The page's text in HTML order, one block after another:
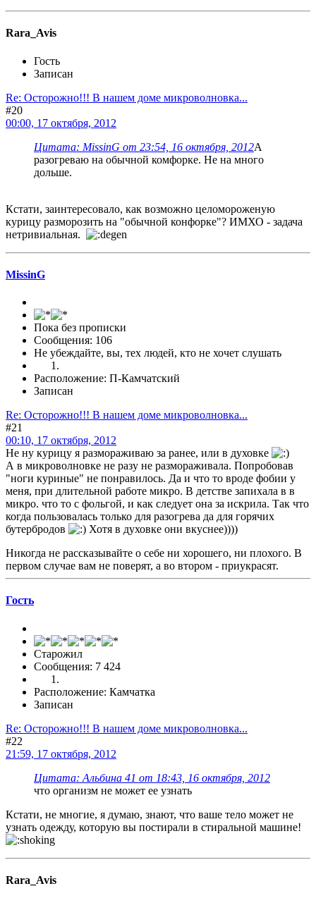
Rara_Avis
Гость
Записан
Re: Осторожно!!! В нашем доме микроволновка...
#20
00:00, 17 октября, 2012
Цитата: MissinG от 23:54, 16 октября, 2012А
разогреваю на обычной комфорке. Не на много
дольше.
Кстати, заинтересовало, как возможно целомороженую
курицу разморозить на "обычной конфорке"? ИМХО - задача
нетривиальная.
MissinG
Пока без прописки
Сообщения: 106
Не убеждайте, вы, тех людей, кто не хочет слушать
Расположение: П-Камчатский
Записан
Re: Осторожно!!! В нашем доме микроволновка...
#21
00:10, 17 октября, 2012
Не ну курицу я размораживаю за ранее, или в духовке
А в микроволновке не разу не размораживала. Попробовав
"ноги куриные" не понравилось. Да и что то вроде фобии у
меня, при длительной работе микро. В детстве запихала в в
микро. что то с фольгой, и как следует она за искрила. Так что
когда пользовалась только для разогрева да для горячих
бутербродов
Хотя в духовке они вкуснее))))
Никогда не рассказывайте о себе ни хорошего, ни плохого. В
первом случае вам не поверят, а во втором - приукрасят.
Гоcть
Старожил
Сообщения: 7 424
Расположение: Камчатка
Записан
Re: Осторожно!!! В нашем доме микроволновка...
#22
21:59, 17 октября, 2012
Цитата: Альбина 41 от 18:43, 16 октября, 2012
что организм не может ее узнать
Кстати, не многие, я думаю, знают, что ваше тело может не
узнать одежду, которую вы постирали в стиральной машине!
Rara_Avis